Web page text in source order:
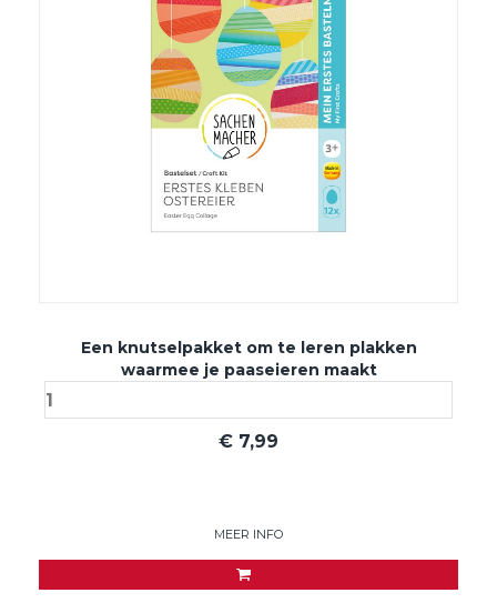
Een knutselpakket om te leren plakken
waarmee je paaseieren maakt
€ 7,99
MEER INFO